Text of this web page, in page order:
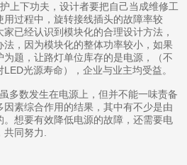
上下功夫，设计者要把自己当成维修工
过程中，旋转接线插头的故障率较
已经认识到模块化的合理设计方法，
，因为模块化的整体功率较小，如果
题，让路灯单位库存的是电源，（不
光源寿命），企业与业主均受益。
多数发生在电源上，但并不能一味责备
素综合作用的结果，其中有不少是由
想要有效降低电源的故障，还需要电
同努力.